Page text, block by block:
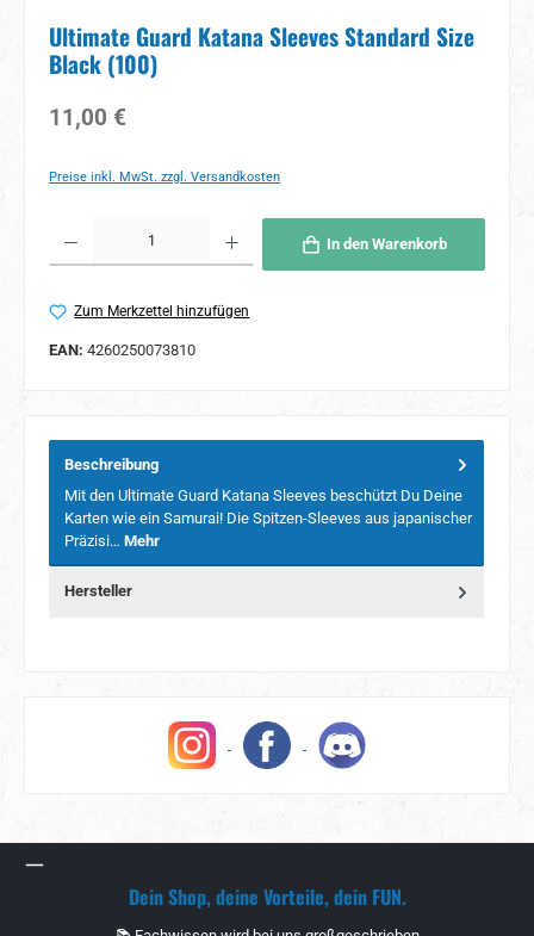
Ultimate Guard Katana Sleeves Standard Size
Black (100)
Regulärer Preis:
11,00 €
Preise inkl. MwSt. zzgl. Versandkosten
In den Warenkorb
Zum Merkzettel hinzufügen
EAN: 4260250073810
Beschreibung
Mit den Ultimate Guard Katana Sleeves beschützt Du Deine
Karten wie ein Samurai! Die Spitzen-Sleeves aus japanischer
Präzisi… Mehr
Hersteller
Dein Shop, deine Vorteile, dein FUN.